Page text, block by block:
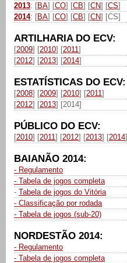
2013: [BA] [CO] [CB] [CN] [CS]
2014: [BA] [CO] [CB] [CN] [CS]
ARTILHARIA DO ECV:
[2009] [2010] [2011]
[2012] [2013] [2014]
ESTATÍSTICAS DO ECV:
[2008] [2009] [2010] [2011]
[2012] [2013] [2014]
PÚBLICO DO ECV:
[2010] [2011] [2012] [2013] [2014]
BAIANÃO 2014:
- Regulamento
- Tabela de jogos completa
- Tabela de jogos do Vitória
- Classificação por rodada
- Tabela de jogos (sub-20)
NORDESTÃO 2014:
- Regulamento
- Tabela de jogos completa